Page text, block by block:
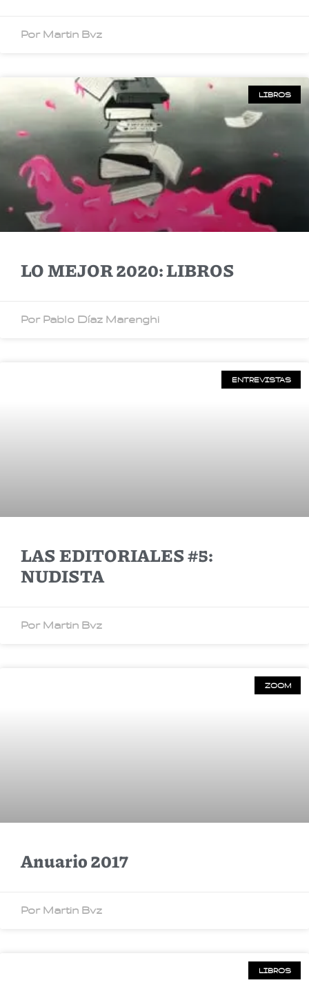
Por Martin Bvz
LIBROS
LO MEJOR 2020: LIBROS
Por Pablo Díaz Marenghi
ENTREVISTAS
LAS EDITORIALES #5:
NUDISTA
Por Martin Bvz
ZOOM
Anuario 2017
Por Martin Bvz
LIBROS